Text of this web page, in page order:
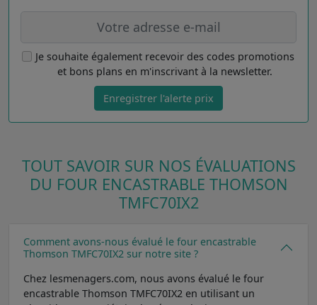
Je souhaite également recevoir des codes promotions
et bons plans en m'inscrivant à la newsletter.
Enregistrer l'alerte prix
TOUT SAVOIR SUR NOS ÉVALUATIONS
DU FOUR ENCASTRABLE THOMSON
TMFC70IX2
Comment avons-nous évalué le four encastrable
Thomson TMFC70IX2 sur notre site ?
Chez lesmenagers.com, nous avons évalué le four
encastrable Thomson TMFC70IX2 en utilisant un